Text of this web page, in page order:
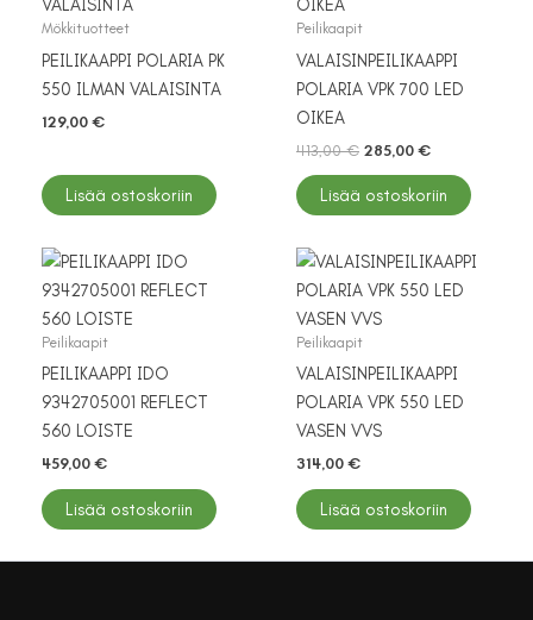
Mökkituotteet
PEILIKAAPPI POLARIA PK
550 ILMAN VALAISINTA
129,00 €
Lisää ostoskoriin
Peilikaapit
VALAISINPEILIKAAPPI
POLARIA VPK 700 LED
OIKEA
413,00€ Alkuperäinen
oli:
285,00 €Nykyinen
on:
285,00 €.
Lisää ostoskoriin
Peilikaapit
PEILIKAAPPI IDO
9342705001 REFLECT
560 LOISTE
459,00 €
Lisää ostoskoriin
Peilikaapit
VALAISINPEILIKAAPPI
POLARIA VPK 550 LED
VASEN VVS
314,00 €
Lisää ostoskoriin